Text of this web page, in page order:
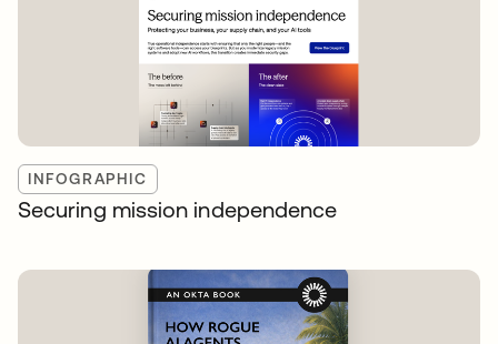
INFOGRAPHIC
Securing mission independence